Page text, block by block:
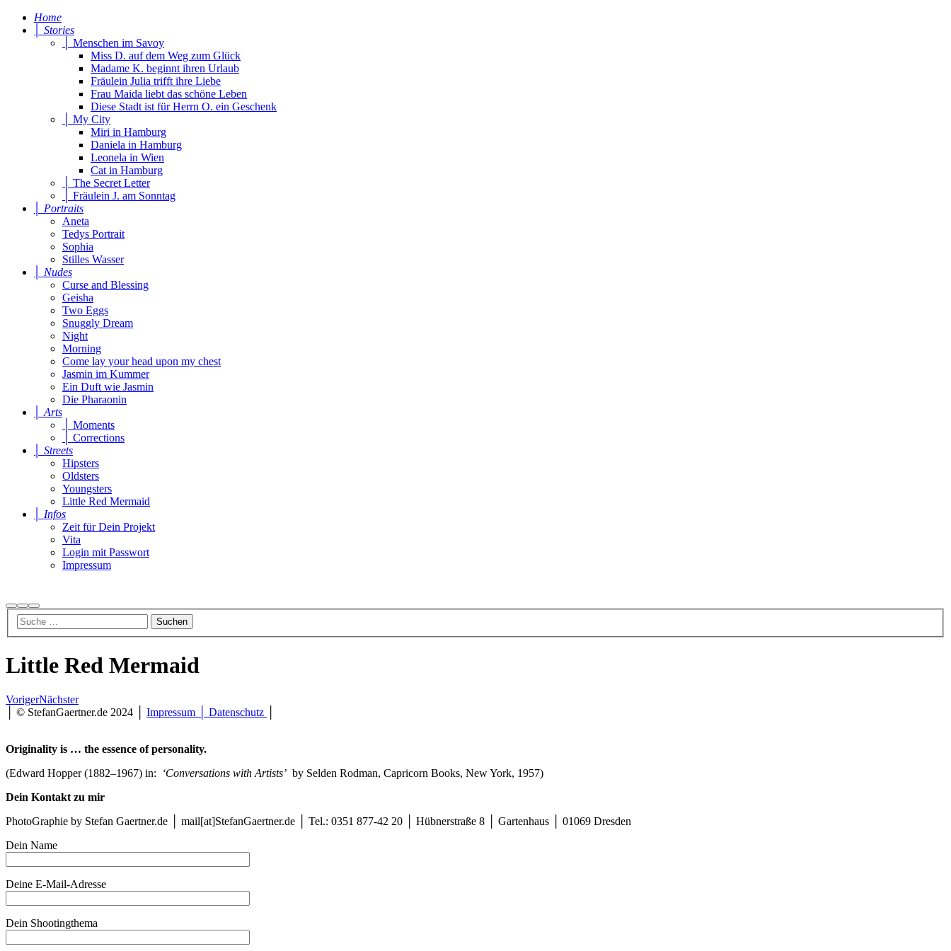
Home
│ Stories
│ Menschen im Savoy
Miss D. auf dem Weg zum Glück
Madame K. beginnt ihren Urlaub
Fräulein Julia trifft ihre Liebe
Frau Maida liebt das schöne Leben
Diese Stadt ist für Herrn O. ein Geschenk
│ My City
Miri in Hamburg
Daniela in Hamburg
Leonela in Wien
Cat in Hamburg
│ The Secret Letter
│ Fräulein J. am Sonntag
│ Portraits
Aneta
Tedys Portrait
Sophia
Stilles Wasser
│ Nudes
Curse and Blessing
Geisha
Two Eggs
Snuggly Dream
Night
Morning
Come lay your head upon my chest
Jasmin im Kummer
Ein Duft wie Jasmin
Die Pharaonin
│ Arts
│ Moments
│ Corrections
│ Streets
Hipsters
Oldsters
Youngsters
Little Red Mermaid
│ Infos
Zeit für Dein Projekt
Vita
Login mit Passwort
Impressum
Suchen
Mehr
Info
Hauptmenü
Little Red Mermaid
Little
Red
St.
#9871
Red
(2014,
St.
Petersburg)
#9874
Little
Red
Mermaid
St.
Petersburg)
VorigerNächster
│ © StefanGaertner.de 2024 │ Impressum │ Datenschutz
Originality is … the essence of personality.
(Edward Hopper (1882–1967) in: ‘Conversations with Artists’ by Selden Rodman, Capricorn Books, New York, 1957)
Dein Kontakt zu mir
PhotoGraphie by Stefan Gaertner.de │ mail[at]StefanGaertner.de │ Tel.: 0351 877-42 20 │ Hübnerstraße 8 │ Gartenhaus │ 01069 Dresden
Dein Name
Deine E-Mail-Adresse
Dein Shootingthema